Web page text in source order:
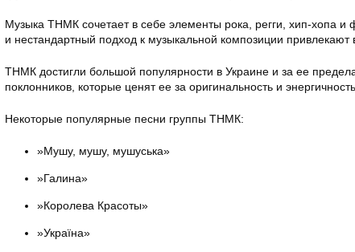
Музыка ТНМК сочетает в себе элементы рока, регги, хип-хопа и
и нестандартный подход к музыкальной композиции
ТНМК достигли большой популярности в Украине и за ее
поклонников, которые ценят ее за оригинальность и
Некоторые популярные песни группы ТНМК:
»Мушу, мушу, мушуська»
»Галина»
»Королева Красоты»
»Україна»